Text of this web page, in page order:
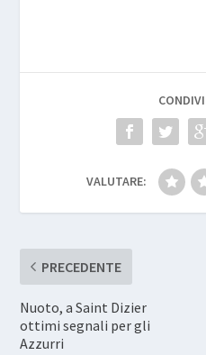
VALUTARE:
PRECEDENTE
Nuoto, a Saint Dizier
ottimi segnali per gli
Azzurri